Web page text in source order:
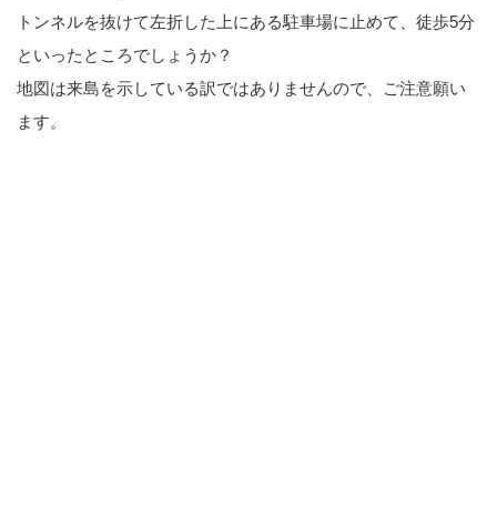
トンネルを抜けて左折した上にある駐車場に止めて、徒歩5分
といったところでしょうか？
地図は来島を示している訳ではありませんので、ご注意願い
ます。